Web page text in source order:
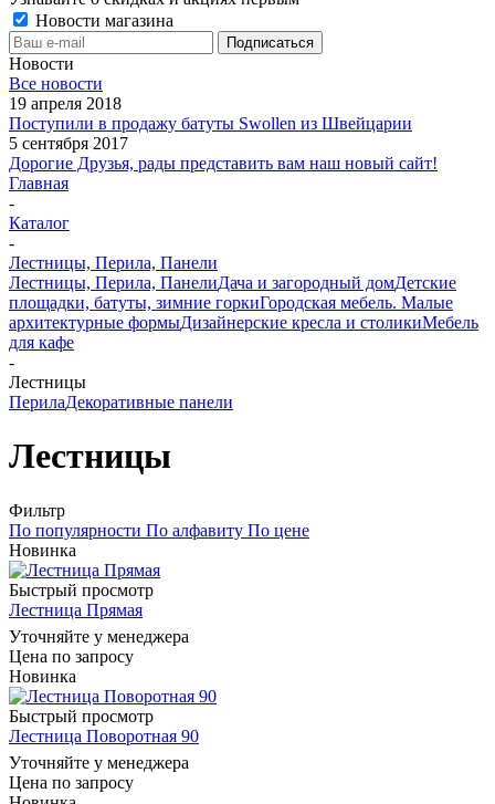
Новости магазина
Новости
Все новости
19 апреля 2018
Поступили в продажу батуты Swollen из Швейцарии
5 сентября 2017
Дорогие Друзья, рады представить вам наш новый сайт!
Главная
-
Каталог
-
Лестницы, Перила, Панели
Лестницы, Перила, ПанелиДача и загородный домДетские
площадки, батуты, зимние горкиГородская мебель. Малые
архитектурные формыДизайнерские кресла и столикиМебель
для кафе
-
Лестницы
ПерилаДекоративные панели
Лестницы
Фильтр
По популярности По алфавиту По цене
Новинка
Быстрый просмотр
Лестница Прямая
Уточняйте у менеджера
Цена по запросу
Новинка
Быстрый просмотр
Лестница Поворотная 90
Уточняйте у менеджера
Цена по запросу